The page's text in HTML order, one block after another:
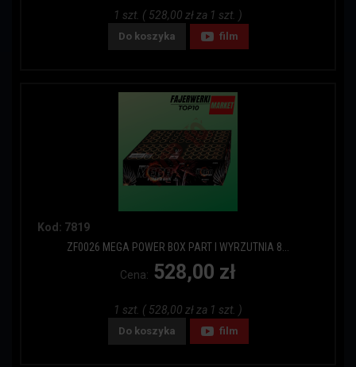
1 szt. ( 528,00 zł za 1 szt. )
Do koszyka film
Kod: 7819
ZF0026 MEGA POWER BOX PART I WYRZUTNIA 8...
Cena: 528,00 zł
1 szt. ( 528,00 zł za 1 szt. )
Do koszyka film